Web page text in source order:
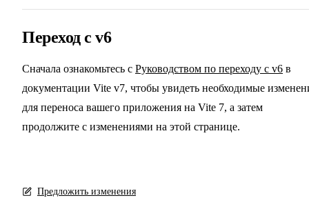
Переход с v6
Сначала ознакомьтесь с Руководством по переходу с v6 в
документации Vite v7, чтобы увидеть необходимые
для переноса вашего приложения на Vite 7, а затем
продолжите с изменениями на этой странице.
Предложить изменения